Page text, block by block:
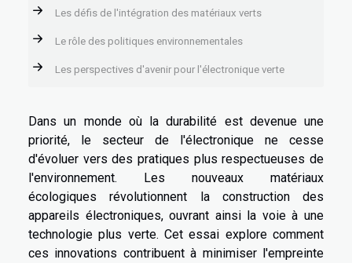
Les défis de l'intégration des matériaux verts
Le rôle des politiques environnementales
Les perspectives d'avenir pour l'électronique verte
Dans un monde où la durabilité est devenue une
priorité, le secteur de l'électronique ne cesse
d'évoluer vers des pratiques plus respectueuses de
l'environnement. Les nouveaux matériaux
écologiques révolutionnent la construction des
appareils électroniques, ouvrant ainsi la voie à une
technologie plus verte. Cet essai explore comment
ces innovations contribuent à minimiser l'empreinte